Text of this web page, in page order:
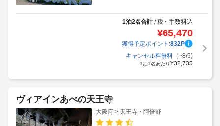
1泊2名合計/税・手数料込
¥65,470
獲得予定ポイント:832P
キャンセル料無料（~8/9)
1泊1名あたり¥32,735
ヴィアインあべの天王寺
大阪府 > 天王寺・阿倍野